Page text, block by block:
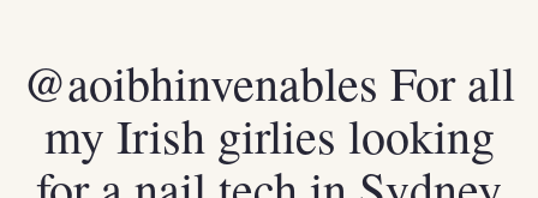
@aoibhinvenables For all
my Irish girlies looking